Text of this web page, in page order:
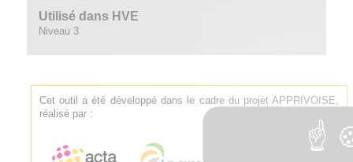
Utilisé dans HVE
Niveau 3
Cet outil a été développé dans le cadre du projet APPRIVOISE,
réalisé par :